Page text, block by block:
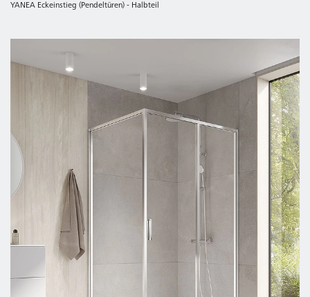
YANEA Eckeinstieg (Pendeltüren) - Halbteil